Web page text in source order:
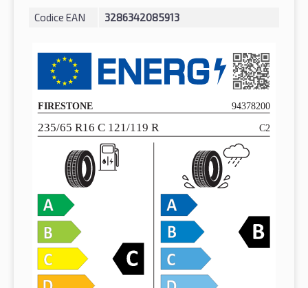
Codice EAN 3286342085913